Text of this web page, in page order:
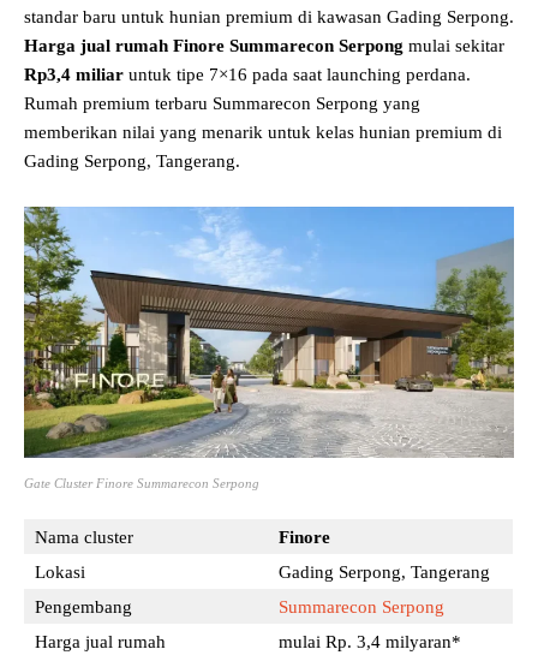
standar baru untuk hunian premium di kawasan Gading Serpong.
Harga jual rumah Finore Summarecon Serpong mulai sekitar
Rp3,4 miliar untuk tipe 7×16 pada saat launching perdana.
Rumah premium terbaru Summarecon Serpong yang
memberikan nilai yang menarik untuk kelas hunian premium di
Gading Serpong, Tangerang.
Gate Cluster Finore Summarecon Serpong
Nama cluster
Finore
Lokasi
Gading Serpong, Tangerang
Pengembang
Summarecon Serpong
Harga jual rumah
mulai Rp. 3,4 milyaran*